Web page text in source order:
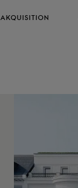
AKQUISITION